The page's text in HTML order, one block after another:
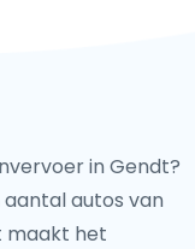
in Gendt?
autos van
maakt het